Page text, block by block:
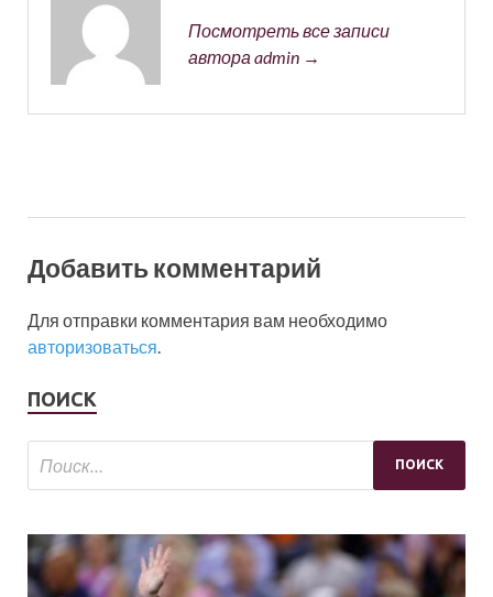
Посмотреть все записи
автора admin →
Добавить комментарий
Для отправки комментария вам необходимо
авторизоваться
ПОИСК